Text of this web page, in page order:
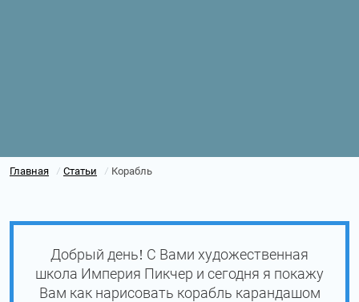
Главная / Статьи / Корабль
Добрый день! С Вами художественная
школа Империя Пикчер и сегодня я покажу
Вам как нарисовать корабль карандашом